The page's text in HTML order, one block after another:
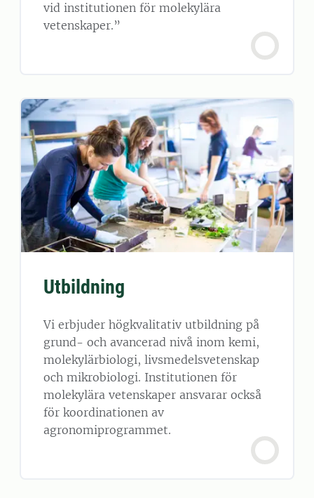
vid institutionen för molekylära
vetenskaper.”
Utbildning
Vi erbjuder högkvalitativ utbildning på
grund- och avancerad nivå inom kemi,
molekylärbiologi, livsmedelsvetenskap
och mikrobiologi. Institutionen för
molekylära vetenskaper ansvarar också
för koordinationen av
agronomiprogrammet.